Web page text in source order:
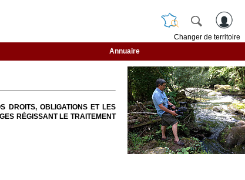
Changer de territoire
Annuaire
DROITS, OBLIGATIONS ET LES
RÉGISSANT LE TRAITEMENT